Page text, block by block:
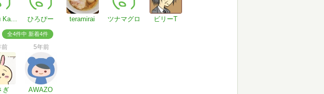
Masaru Kamata ひろぴー teramirai ツナマグロ ビリーT
全4件中 新着4件
前
ぎ
5年前
AWAZO